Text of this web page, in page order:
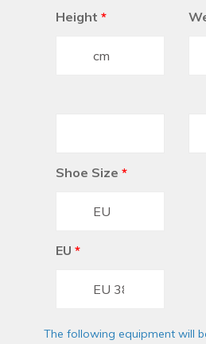
Height *
Shoe Size *
EU *
The following equipment will